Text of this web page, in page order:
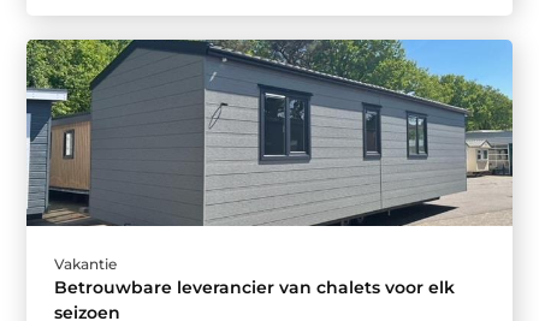
Vakantie
Betrouwbare leverancier van chalets voor elk
seizoen